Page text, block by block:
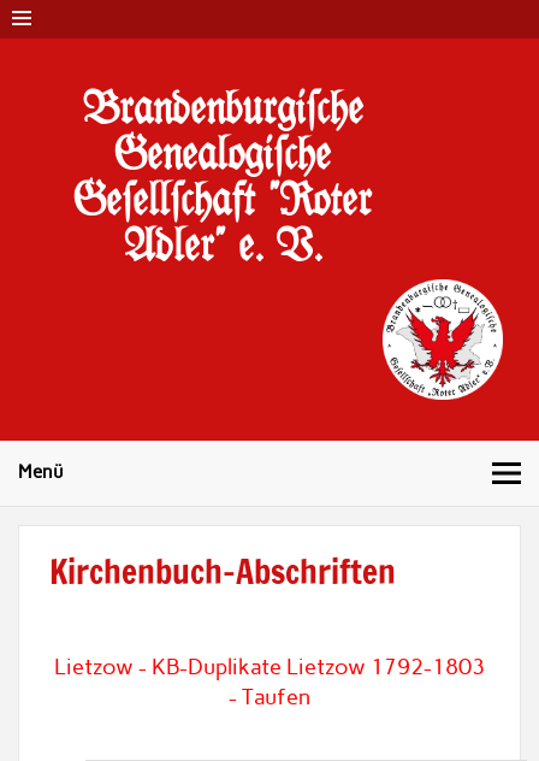
Brandenburgi#che
Genealogi#che
Ge#ell#chaft "Roter
Adler" e. V.
Menü
Kirchenbuch-Abschriften
Lietzow - KB-Duplikate Lietzow 1792-1803
- Taufen